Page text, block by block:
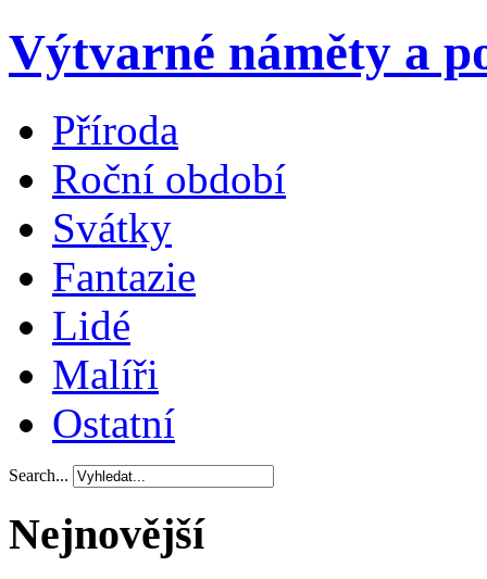
Výtvarné náměty a
Příroda
Roční období
Svátky
Fantazie
Lidé
Malíři
Ostatní
Search...
Nejnovější